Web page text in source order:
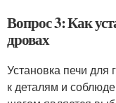
Вопрос 3: Как
дровах
Установка печи для
к деталям и